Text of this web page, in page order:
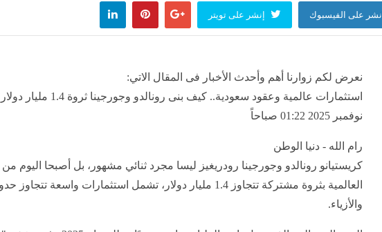
شيرين تغني مع محمود الليثي "عم المجال كله" بحفلها في
مصر
إنشر على الفيسبوك إنشر على تويتر
نعرض لكم زوارنا أهم وأحدث الأخبار فى المقال الاتي:
نوفمبر 2025 01:22 صباحاً
رام الله - دنيا الوطن
كريستيانو رونالدو وجورجينا رودريغيز ليسا مجرد ثنائي مشهور، بل أصبحا اليوم
العالمية بثروة مشتركة تتجاوز 1.4 مليار دولار، تشمل استثمارات واسعة
والأزياء.